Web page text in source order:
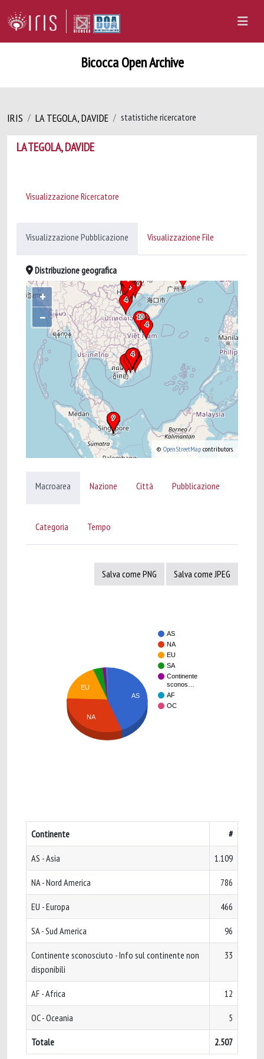
Bicocca Open Archive
IRIS LA TEGOLA, DAVIDE statistiche ricercatore
LA TEGOLA, DAVIDE
Visualizzazione Ricercatore
Visualizzazione Pubblicazione Visualizzazione File
Distribuzione geografica
+
–
© OpenStreetMap contributors.
Macroarea Nazione Città Pubblicazione
Categoria Tempo
Salva come PNG Salva come JPEG
AS
NA
EU
SA
Continente
sconos…
AF
OC
AS
EU
NA
Continente #
AS - Asia 1.109
NA - Nord America 786
EU - Europa 466
SA - Sud America 96
Continente sconosciuto - Info sul continente non
disponibili
33
AF - Africa 12
OC - Oceania 5
Totale 2.507